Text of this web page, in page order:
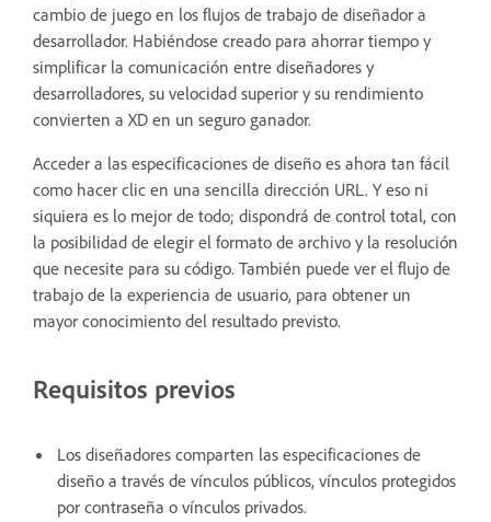
cambio de juego en los flujos de trabajo de diseñador a
desarrollador. Habiéndose creado para ahorrar tiempo y
simplificar la comunicación entre diseñadores y
desarrolladores, su velocidad superior y su rendimiento
convierten a XD en un seguro ganador.
Acceder a las especificaciones de diseño es ahora tan fácil
como hacer clic en una sencilla dirección URL. Y eso ni
siquiera es lo mejor de todo; dispondrá de control total, con
la posibilidad de elegir el formato de archivo y la resolución
que necesite para su código. También puede ver el flujo de
trabajo de la experiencia de usuario, para obtener un
mayor conocimiento del resultado previsto.
Requisitos previos
Los diseñadores comparten las especificaciones de
diseño a través de vínculos públicos, vínculos protegidos
por contraseña o vínculos privados.